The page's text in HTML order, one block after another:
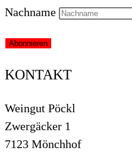
Nachname
KONTAKT
Weingut Pöckl
Zwergäcker 1
7123 Mönchhof